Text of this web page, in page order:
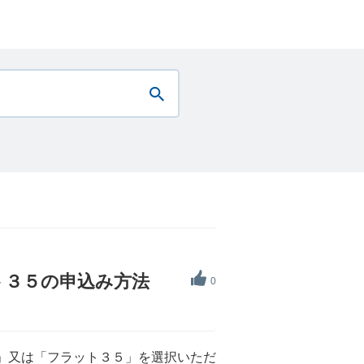
0
５の申込み方法
又は「フラット３５」を選択いただ